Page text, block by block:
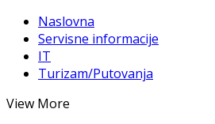
Naslovna
Servisne informacije
IT
Turizam/Putovanja
View More